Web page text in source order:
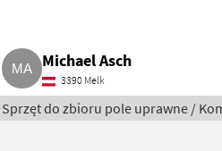
Michael Asch
3390 Melk
Sprzęt do zbioru pole uprawne /